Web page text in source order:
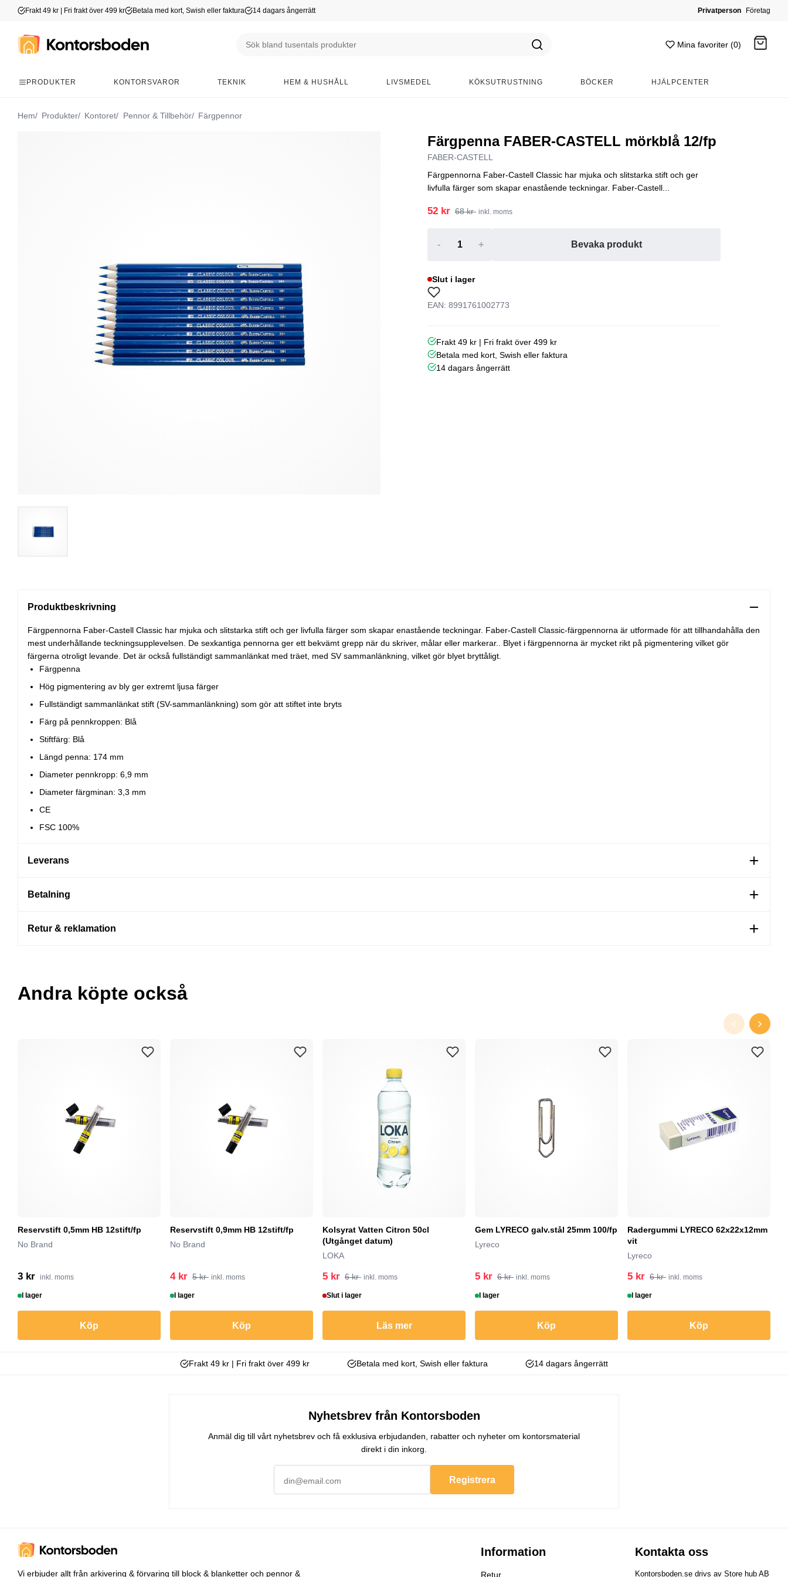
Frakt 49 kr | Fri frakt över 499 kr Betala med kort, Swish eller faktura 14 dagars ångerrätt Privatperson Företag
Mina favoriter (0)
PRODUKTER KONTORSVAROR TEKNIK HEM & HUSHÅLL LIVSMEDEL KÖKSUTRUSTNING BÖCKER HJÄLPCENTER
Hem Produkter Kontoret Pennor & Tillbehör Färgpennor
Färgpenna FABER-CASTELL mörkblå 12/fp
FABER-CASTELL
Färgpennorna Faber-Castell Classic har mjuka och slitstarka stift och ger
livfulla färger som skapar enastående teckningar. Faber-Castell...
52 kr 68 kr inkl. moms
- + Bevaka produkt
Slut i lager
EAN: 8991761002773
Frakt 49 kr | Fri frakt över 499 kr
Betala med kort, Swish eller faktura
14 dagars ångerrätt
Produktbeskrivning
Färgpennorna Faber-Castell Classic har mjuka och slitstarka stift och ger livfulla färger som skapar enastående teckningar. Faber-Castell Classic-färgpennorna är utformade för att tillhandahålla den
mest underhållande teckningsupplevelsen. De sexkantiga pennorna ger ett bekvämt grepp när du skriver, målar eller markerar.. Blyet i färgpennorna är mycket rikt på pigmentering vilket gör
färgerna otroligt levande. Det är också fullständigt sammanlänkat med träet, med SV sammanlänkning, vilket gör blyet bryttåligt.
Färgpenna
Hög pigmentering av bly ger extremt ljusa färger
Fullständigt sammanlänkat stift (SV-sammanlänkning) som gör att stiftet inte bryts
Färg på pennkroppen: Blå
Stiftfärg: Blå
Längd penna: 174 mm
Diameter pennkropp: 6,9 mm
Diameter färgminan: 3,3 mm
CE
FSC 100%
Leverans
Betalning
Retur & reklamation
Andra köpte också
Reservstift 0,5mm HB 12stift/fp
No Brand
3 kr inkl. moms
I lager
Köp
Reservstift 0,9mm HB 12stift/fp
No Brand
4 kr 5 kr inkl. moms
I lager
Köp
Kolsyrat Vatten Citron 50cl
(Utgånget datum)
LOKA
5 kr 6 kr inkl. moms
Slut i lager
Läs mer
Gem LYRECO galv.stål 25mm 100/fp
Lyreco
5 kr 6 kr inkl. moms
I lager
Köp
Radergummi LYRECO 62x22x12mm
vit
Lyreco
5 kr 6 kr inkl. moms
I lager
Köp
Frakt 49 kr | Fri frakt över 499 kr Betala med kort, Swish eller faktura 14 dagars ångerrätt
Nyhetsbrev från Kontorsboden
Anmäl dig till vårt nyhetsbrev och få exklusiva erbjudanden, rabatter och nyheter om kontorsmaterial
direkt i din inkorg.
Registrera
Vi erbjuder allt från arkivering & förvaring till block & blanketter och pennor &
Information
Retur
Kontakta oss
Kontorsboden.se drivs av Store hub AB